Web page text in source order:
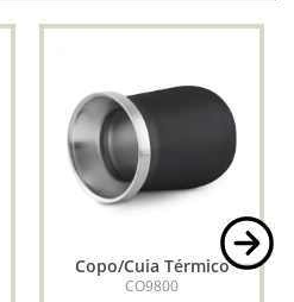
Copo/Cuia Térmico
CO9800